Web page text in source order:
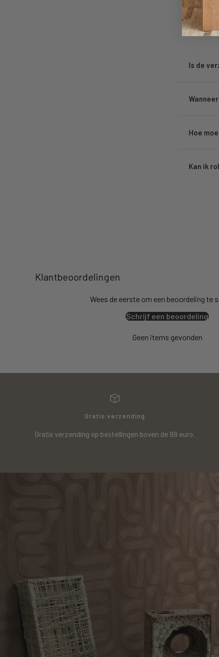
Is de
Hoe
Kan ik
Klantbeoordelingen
Wees de eerste om een beoordeling te
Schrijf een beoordeling
Geen items gevonden
Gratis verzending
Gratis verzending op bestellingen boven de 99 euro.